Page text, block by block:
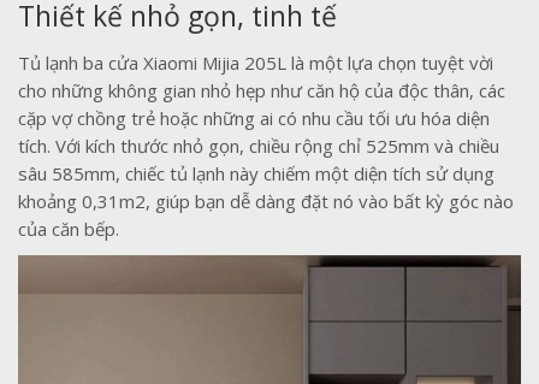
Thiết kế nhỏ gọn, tinh tế
Tủ lạnh ba cửa Xiaomi Mijia 205L là một lựa chọn tuyệt vời
cho những không gian nhỏ hẹp như căn hộ của độc thân, các
cặp vợ chồng trẻ hoặc những ai có nhu cầu tối ưu hóa diện
tích. Với kích thước nhỏ gọn, chiều rộng chỉ 525mm và chiều
sâu 585mm, chiếc tủ lạnh này chiếm một diện tích sử dụng
khoảng 0,31m2, giúp bạn dễ dàng đặt nó vào bất kỳ góc nào
của căn bếp.